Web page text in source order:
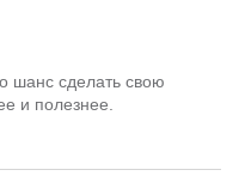
шанс сделать свою
и полезнее.